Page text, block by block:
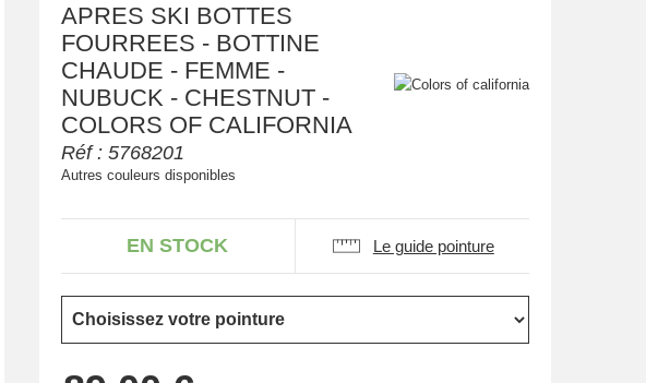
APRES SKI BOTTES
FOURREES - BOTTINE
CHAUDE - FEMME -
NUBUCK - CHESTNUT -
COLORS OF CALIFORNIA
Réf :5768201
Autres couleurs disponibles
EN STOCK Le guide pointure